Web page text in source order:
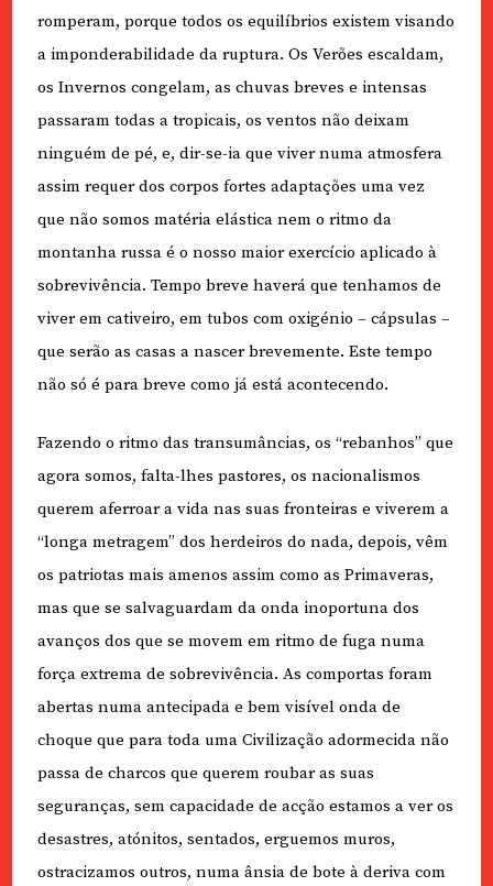
romperam, porque todos os equilíbrios existem visando
a imponderabilidade da ruptura. Os Verões escaldam,
os Invernos congelam, as chuvas breves e intensas
passaram todas a tropicais, os ventos não deixam
ninguém de pé, e, dir-se-ia que viver numa atmosfera
assim requer dos corpos fortes adaptações uma vez
que não somos matéria elástica nem o ritmo da
montanha russa é o nosso maior exercício aplicado à
sobrevivência. Tempo breve haverá que tenhamos de
viver em cativeiro, em tubos com oxigénio – cápsulas –
que serão as casas a nascer brevemente. Este tempo
não só é para breve como já está acontecendo.
Fazendo o ritmo das transumâncias, os “rebanhos” que
agora somos, falta-lhes pastores, os nacionalismos
querem aferroar a vida nas suas fronteiras e viverem a
“longa metragem” dos herdeiros do nada, depois, vêm
os patriotas mais amenos assim como as Primaveras,
mas que se salvaguardam da onda inoportuna dos
avanços dos que se movem em ritmo de fuga numa
força extrema de sobrevivência. As comportas foram
abertas numa antecipada e bem visível onda de
choque que para toda uma Civilização adormecida não
passa de charcos que querem roubar as suas
seguranças, sem capacidade de acção estamos a ver os
desastres, atónitos, sentados, erguemos muros,
ostracizamos outros, numa ânsia de bote à deriva com